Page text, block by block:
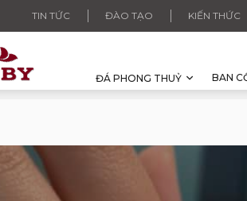
TIN TỨC ĐÀO TẠO KIẾN THỨC
ĐÁ PHONG THUỶ BAN